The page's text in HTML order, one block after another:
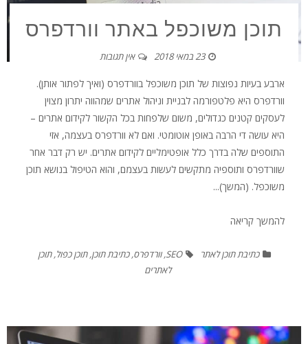
תוכן משוכפל באתר וורדפרס
23 במאי 2018 אין תגובות
ארבע בעיות נפוצות של תוכן משוכפל בוורדפרס (ואיך לפתור אותן).
וורדפרס היא פלטפורמה לבניית וניהול אתרים שמהווה יתרון מצוין
לעסקים קטנים כגדולים, משום שלפחות בכל הקשור לקידום אתרים –
היא עושה די הרבה באופן אוטומטי. ואם לא וורדפרס בעצמה, אזי
התוספים שלה בדרך כלל אופטימליים לקידום אתרים. יש רק דבר אחר
שוורדפרס ותוספיה מתקשים לעשות בעצמם, והוא הטיפול בנושא תוכן
משוכפל. (המשך)...
להמשך קריאה
כתיבת תוכן לאתר SEO
,וורדפרס,כתיבת תוכן,תוכן כפול,תוכן
לאתרים